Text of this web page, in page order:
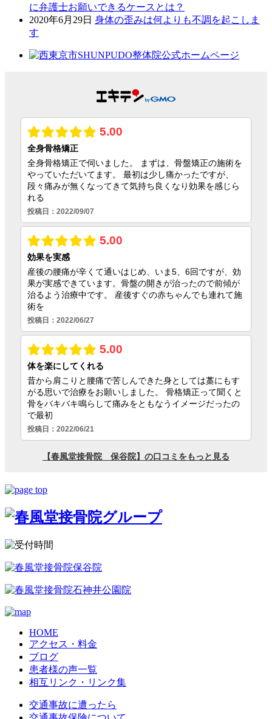
に弁護士お願いできるケースとは？
2020年6月29日 身体の歪みは何よりも不調を起こしま
す
HOME
アクセス・料金
ブログ
患者様の声一覧
相互リンク・リンク集
交通事故に遭ったら